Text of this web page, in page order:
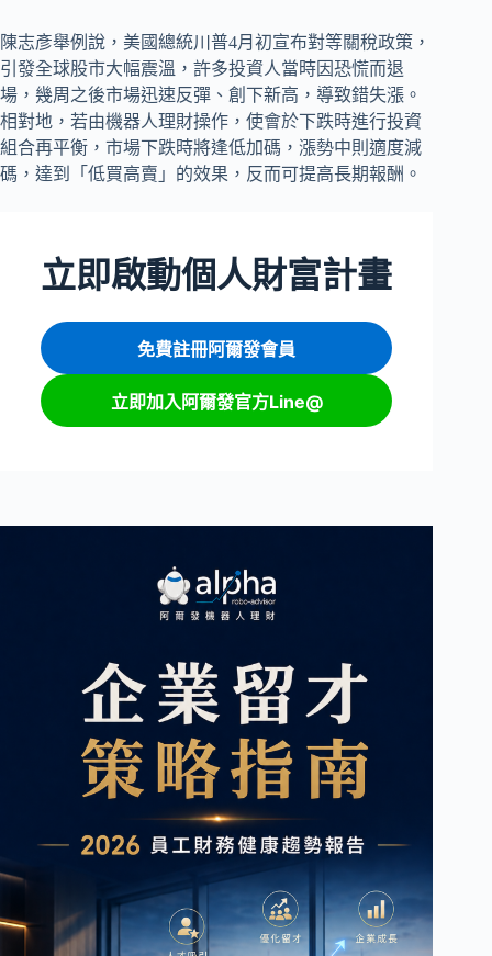
陳志彥舉例說，美國總統川普4月初宣布對等關稅政策，
引發全球股市大幅震溫，許多投資人當時因恐慌而退
場，幾周之後市場迅速反彈、創下新高，導致錯失漲。
相對地，若由機器人理財操作，使會於下跌時進行投資
組合再平衡，市場下跌時將逢低加碼，漲勢中則適度減
碼，達到「低買高賣」的效果，反而可提高長期報酬。
立即啟動個人財富計畫
免費註冊阿爾發會員
立即加入阿爾發官方Line@